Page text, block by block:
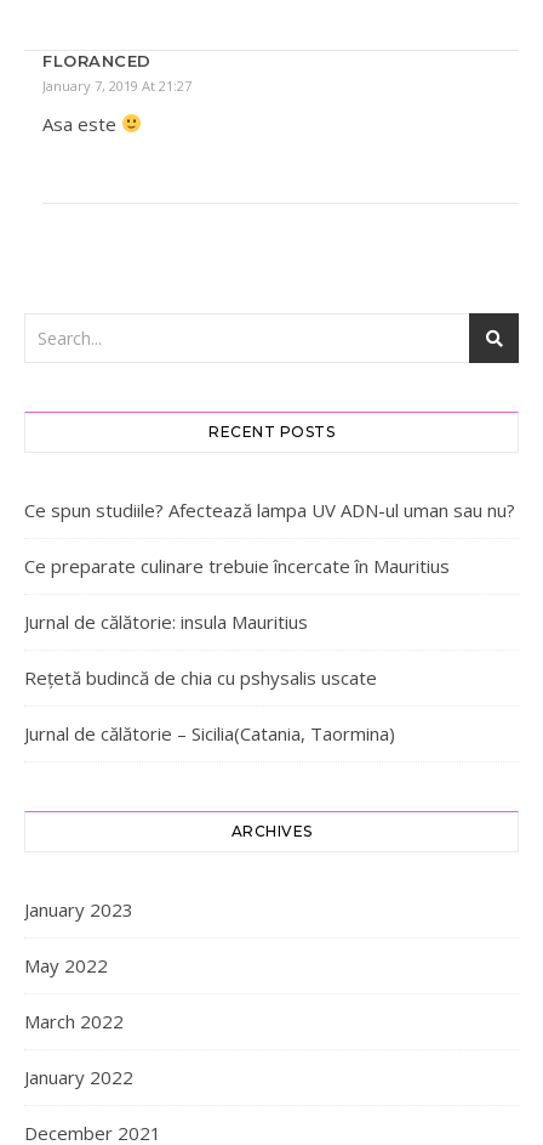
FLORANCED
January 7, 2019 At 21:27
Asa este
RECENT POSTS
Ce spun studiile? Afectează lampa UV ADN-ul uman sau nu?
Ce preparate culinare trebuie încercate în Mauritius
Jurnal de călătorie: insula Mauritius
Rețetă budincă de chia cu pshysalis uscate
Jurnal de călătorie – Sicilia(Catania, Taormina)
ARCHIVES
January 2023
May 2022
March 2022
January 2022
December 2021